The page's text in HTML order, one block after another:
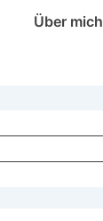
Über mich